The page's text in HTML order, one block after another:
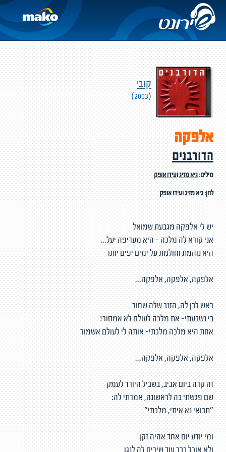
קובי
(2003)
אלפקה
הדורבנים
מילים:גיא מזיגועידו אופק
לחן:גיא מזיגועידו אופק
יש לי אלפקה מגבעת שמואל
אני קורא לה מלכה - היא מעדיפה יעל...
היא נוהמת וחולמת על ימים יפים יותר
אלפקה, אלפקה, אלפקה...
ראש לבן לה, הזנב שלה שחור
בי נשבעתי- את מלכה לעולם לא אמסור!
אחת היא מלכה מלכתי- אותה לי לעולם אשמור
אלפקה, אלפקה, אלפקה...
זה קרה ביום אביב, בשביל היורד לעמק
שם פגשתי בה לראשונה, אמרתי לה:
"תבואי נא איתי, מלכתי"
ומי יודע יום אחד אהיה זקן